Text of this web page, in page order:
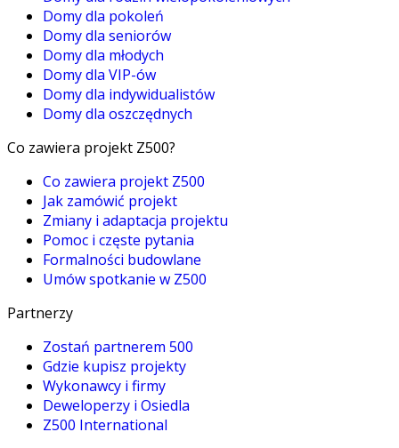
Domy dla pokoleń
Domy dla seniorów
Domy dla młodych
Domy dla VIP-ów
Domy dla indywidualistów
Domy dla oszczędnych
Co zawiera projekt Z500?
Co zawiera projekt Z500
Jak zamówić projekt
Zmiany i adaptacja projektu
Pomoc i częste pytania
Formalności budowlane
Umów spotkanie w Z500
Partnerzy
Zostań partnerem 500
Gdzie kupisz projekty
Wykonawcy i firmy
Deweloperzy i Osiedla
Z500 International